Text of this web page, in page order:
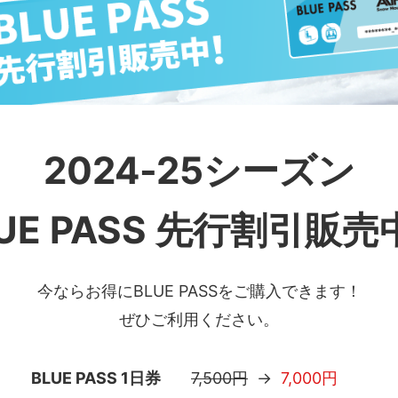
2024-25シーズン
PASS 先行割引 販売
今ならお得にBLUE PASSをご購入できます！
ぜひご利用ください。
BLUE PASS 1日券 7,500円 → 7,000円